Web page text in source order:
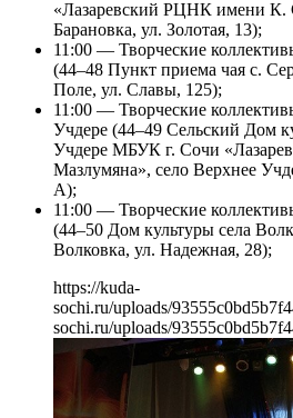
«Лазаревский РЦНК имени К.
Барановка, ул. Золотая, 13);
11:00 — Творческие
(44–48 Пункт приема чая с.
Поле, ул. Славы, 125);
11:00 — Творческие
Учдере (44–49 Сельский Дом
Учдере МБУК г. Сочи
Мазлумяна», село Верхнее
А);
11:00 — Творческие
(44–50 Дом культуры села
Волковка, ул. Надежная, 28);
https://kuda-
sochi.ru/uploads/
sochi.ru/uploads/